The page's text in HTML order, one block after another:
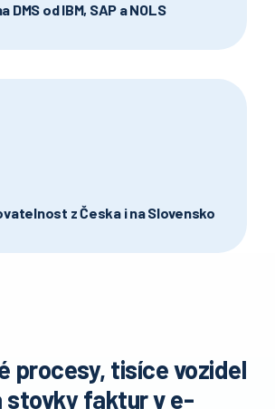
DMS od IBM, SAP a NOLS
z Česka i na Slovensko
procesy, tisíce vozidel
stovky faktur v e-